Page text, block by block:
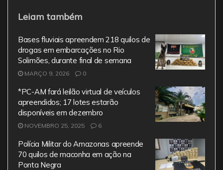
c
e
b
o
o
k
itt
er
ai
l
s
A
p
p
gr
a
m
Leiam também
Bases fluviais apreendem 218 quilos de
drogas em embarcações no Rio
Solimões, durante final de semana
MARÇO 9, 2026 0
*PC-AM fará leilão virtual de veículos
apreendidos; 17 lotes estarão
disponíveis em dezembro
NOVEMBRO 25, 2025 6
Polícia Militar do Amazonas apreende
70 quilos de maconha em ação na
Ponta Negra